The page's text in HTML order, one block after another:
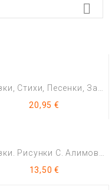

20,95 €
Сказки. Рисунки С. Алимова. Чуковский Корней
13,50 €